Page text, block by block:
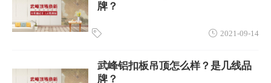
牌？
2021-09-14
武峰铝扣板吊顶怎么样？是几线品
牌？